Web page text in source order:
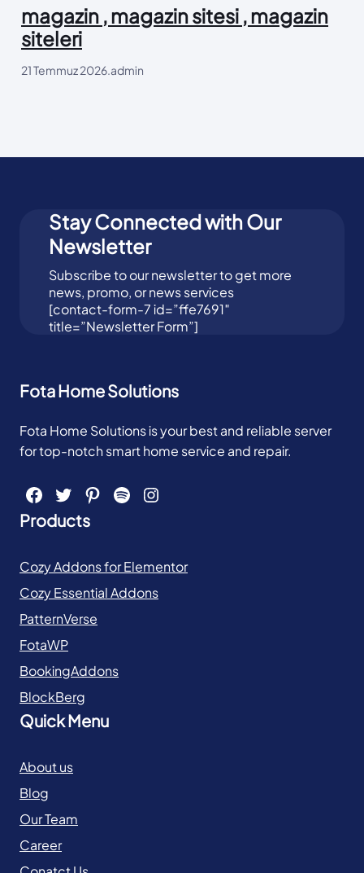
magazin , magazin sitesi , magazin
siteleri
21 Temmuz 2026 admin
Stay Connected with Our
Newsletter
Subscribe to our newsletter to get more
news, promo, or news services
[contact-form-7 id=”ffe7691″
title=”Newsletter Form”]
Fota Home Solutions
Fota Home Solutions is your best and reliable server
for top-notch smart home service and repair.
Facebook Twitter Pinterest Spotify Instagram
Products
Cozy Addons for Elementor
Cozy Essential Addons
PatternVerse
FotaWP
BookingAddons
BlockBerg
Quick Menu
About us
Blog
Our Team
Career